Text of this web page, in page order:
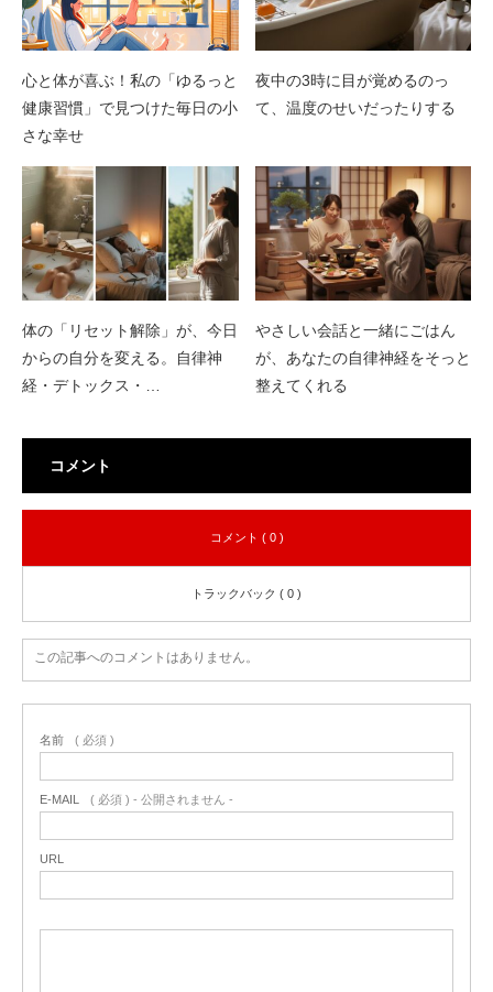
心と体が喜ぶ！私の「ゆるっと
健康習慣」で見つけた毎日の小
さな幸せ
夜中の3時に目が覚めるのっ
て、温度のせいだったりする
体の「リセット解除」が、今日
からの自分を変える。自律神
経・デトックス・…
やさしい会話と一緒にごはん
が、あなたの自律神経をそっと
整えてくれる
コメント
コメント ( 0 )
トラックバック ( 0 )
この記事へのコメントはありません。
名前 ( 必須 )
E-MAIL ( 必須 ) - 公開されません -
URL